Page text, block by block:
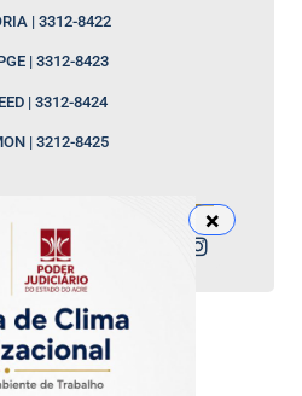
| 3312-8422
| 3312-8423
| 3312-8424
| 3212-8425